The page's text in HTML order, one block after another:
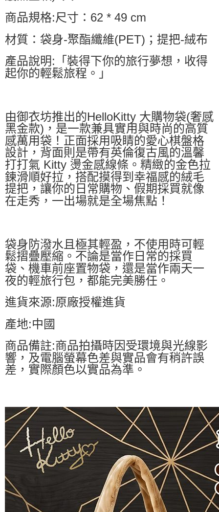
商品規格:尺寸：62 * 49 cm
材質：袋身-聚酯纖維(PET)；提把-絨布
產品說明:「裝得下你的旅行夢想，收得
起你的輕鬆旅程。」
由御衣坊推出的HelloKitty 大購物袋(奢感
黑金款)，是一款兼具實用與時尚的高質
感萬用袋！正面採用吸睛的愛心棋盤格
設計，背面則是帶有英倫復古風的溫馨
打打氣 Kitty 燙金感線條。精緻的金色拉
鍊滑順好拉，搭配摸得到幸福感的絨毛
提把，讓你的日常購物、假期採買就像
在走秀，一出場就是全場焦點！
袋身防潑水且極其輕盈，不使用時可輕
鬆摺疊壓縮。不論是當作日常的採買
袋、機車前座置物袋，還是當作兩天一
夜的輕旅行包，都能完美勝任。
進貨來源:原廠授權進貨
產地:中國
商品備註:商品拍攝時因受環境與光線影
響，及電腦螢幕色差與實品會有稍許誤
差，實際顏色以實品為準。